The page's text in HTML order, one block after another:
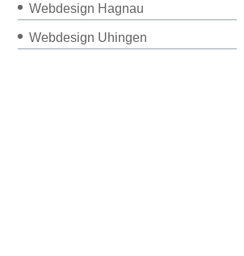
Webdesign Hagnau
Webdesign Uhingen